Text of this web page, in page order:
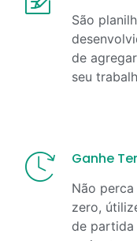
São
de
seu
Ganhe
Não
zero,
de partida